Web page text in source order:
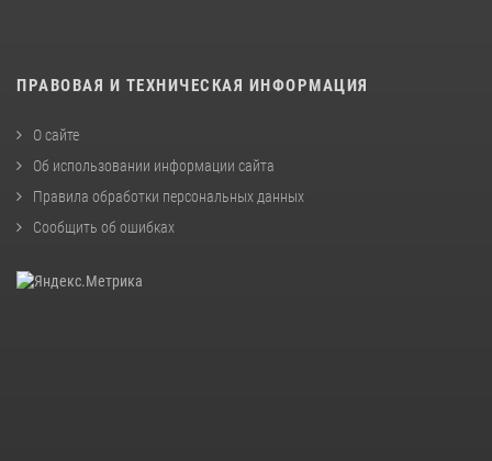
ПРАВОВАЯ И ТЕХНИЧЕСКАЯ ИНФОРМАЦИЯ
О сайте
Об использовании информации сайта
Правила обработки персональных данных
Сообщить об ошибках